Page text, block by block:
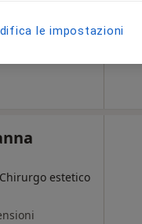
estetico
le impostazioni